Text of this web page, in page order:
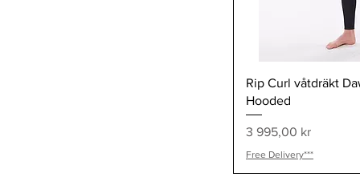
Rip Curl våtdräkt
Hooded
Pris
3 995,00 kr
Free Delivery***